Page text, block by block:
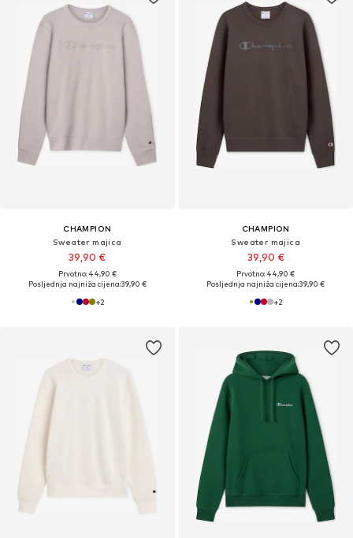
CHAMPION
Sweater majica
39,90 €
Prvotno: 44,90 €
Posljednja najniža cijena:39,90 €
+2
CHAMPION
Sweater majica
39,90 €
Prvotno: 44,90 €
Posljednja najniža cijena:39,90 €
+2